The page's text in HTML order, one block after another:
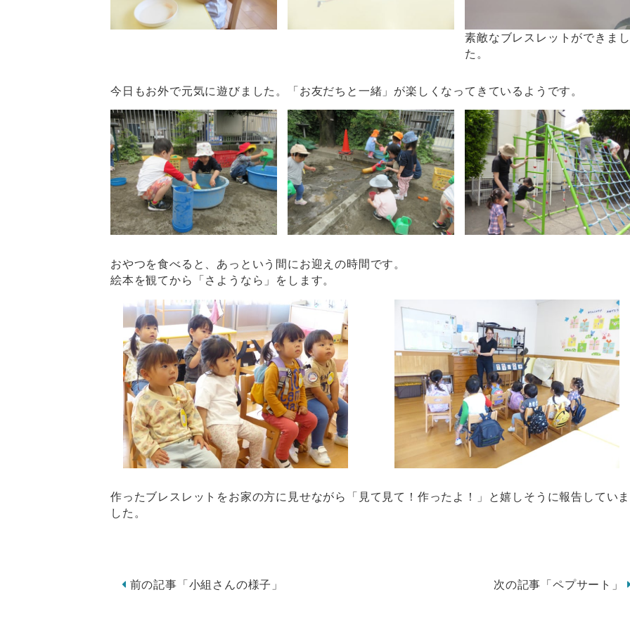
素敵なブレスレットができまし
た。
今日もお外で元気に遊びました。「お友だちと一緒」が楽しくなってきているようです。
おやつを食べると、あっという間にお迎えの時間です。
絵本を観てから「さようなら」をします。
作ったブレスレットをお家の方に見せながら「見て見て！作ったよ！」と嬉しそうに報告していま
した。
前の記事「小組さんの様子」 次の記事「ペプサート」